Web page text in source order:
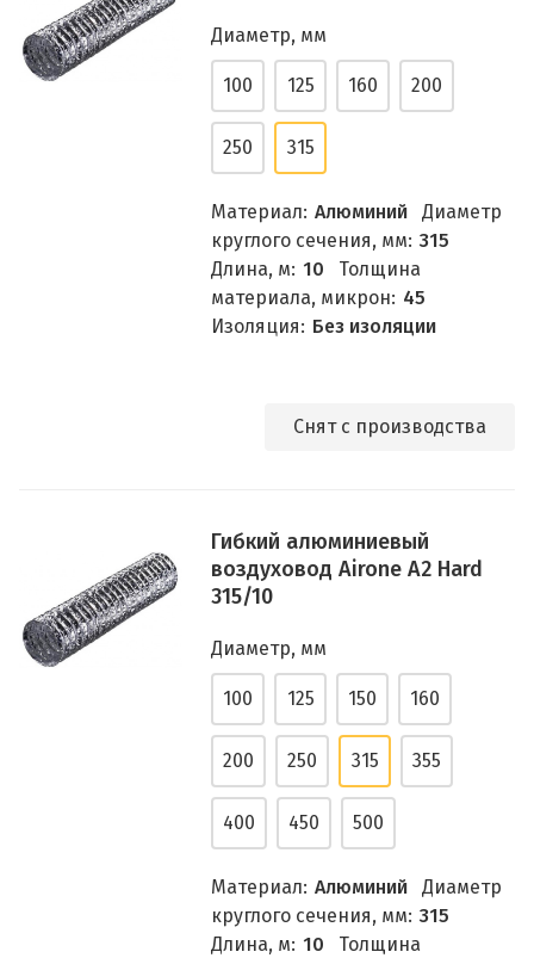
Диаметр, мм
100 125 160 200
250 315
Материал: Алюминий
Диаметр
круглого сечения, мм: 315
Длина, м: 10
Толщина
материала, микрон: 45
Изоляция: Без изоляции
Снят с производства
Гибкий алюминиевый
воздуховод Airone A2 Hard
315/10
Диаметр, мм
100 125 150 160
200 250 315 355
400 450 500
Материал: Алюминий
Диаметр
круглого сечения, мм: 315
Длина, м: 10 Толщина